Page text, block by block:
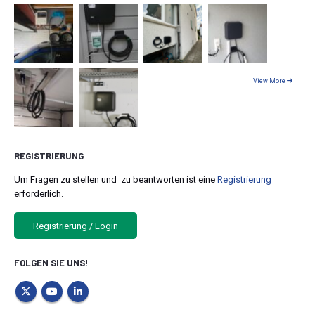
View More
REGISTRIERUNG
Um Fragen zu stellen und zu beantworten ist eine Registrierung
erforderlich.
Registrierung / Login
FOLGEN SIE UNS!